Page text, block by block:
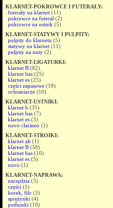
KLARNET-POKROWCE I FUTERAŁY:
futerały na klarnet (11)
pokrowce na futerał (2)
pokrowce na ustnik (5)
KLARNET-STATYWY I PULPITY:
pulpity do klarnetu (5)
statywy na klarnet (11)
pulpity na nuty (2)
KLARNET-LIGATURKI:
klarnet B (82)
klarnet bas (25)
klarnet es (25)
części zapasowe (18)
ochraniacze (10)
KLARNET-USTNIKI:
klarnet b (35)
klarnet bas (7)
klarnet es (3)
nuvo clarineo (1)
KLARNET-STROIKI:
klarnet alt (1)
klarnet B (58)
klarnet bas (10)
klarnet es (5)
nuvo (1)
KLARNET-NAPRAWA:
narzędzia (3)
części (1)
korek, filc (3)
sprężynki (4)
poduszki (10)